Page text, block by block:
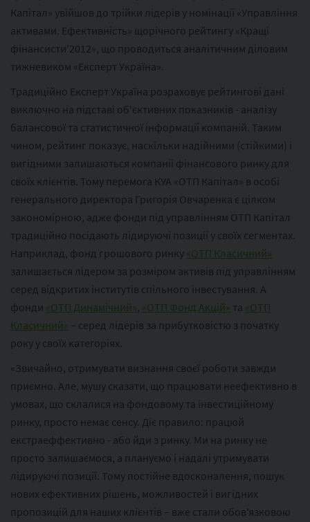
Капітал» увійшов до трійки лідерів у номінації «Управління
активами. Ефективність» щорічного рейтингу «Кращі
фінансисти'2012», що проводиться аналітичним діловим
тижневиком «Експерт Україна».
Традиційно Експерт Україна розраховує рейтингові дані
виключно на підставі об'єктивних показників - аналізу
балансової та статистичної інформації компаній. Таким
чином, рейтинг показує, наскільки надійними (стійкими) і
вигідними залишаються компанії фінансового ринку для
своїх клієнтів. Тому перемога КУА «ОТП Капітал» в особі
генерального директора Григорія Овчаренка є цілком
закономірною, адже фонди під управлінням ОТП Капітал
традиційно посідають лідируючі позиції у своїх сегментах.
Наприклад, фонд грошового ринку «ОТП Класичний»
залишається лідером за розміром активів під управлінням
серед відкритих інститутів спільного інвестування. А
фонди «ОТП Динамічний», «ОТП Фонд Акцій» та «ОТП
Класичний» – серед лідерів за прибутковістю з початку
року у своїх категоріях.
«Звичайно, отримувати визнання своєї роботи завжди
приємно. Але, мушу сказати, що працювати неефективно в
умовах, що склалися на фондовому та інвестиційному
ринку, просто немає сенсу. Діє правило: працюй
екстраеффективно - або йди з ринку. Ми на ринку не
просто залишаємося, а плануємо і надалі утримувати
лідируючі позиції. Тому постійне вдосконалення, пошук
нових ефективних рішень, можливостей і вигідних
пропозицій для наших клієнтів – вже стали обов'язковою